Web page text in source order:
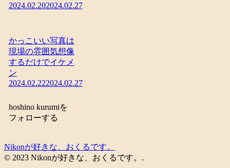
2024.02.202024.02.27
かっこいい写真は
現場の雰囲気想像
するだけでイケメ
ン
2024.02.222024.02.27
hoshino kurumiを
フォローする
Nikonが好きな、おくるです。
© 2023 Nikonが好きな、おくるです。.